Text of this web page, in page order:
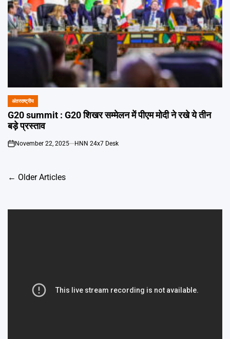
POSTED
IN
अंतरराष्ट्रीय
G20 summit : G20 शिखर सम्मेलन में पीएम मोदी ने रखे ये तीन
बड़े प्रस्ताव
on
November 22, 2025 HNN 24x7 Desk
Posts
← Older Articles